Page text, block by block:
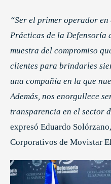
“Ser el primer operador
Prácticas de la Defensoría
muestra del compromiso
clientes para brindarles
una compañía en la que
Además, nos enorgullece
transparencia en el sector
expresó Eduardo
Corporativos de Movistar